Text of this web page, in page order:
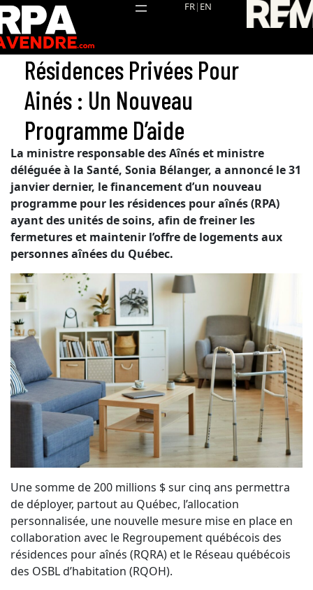
Aller
au
contenu
FR| EN
Résidences Privées Pour
Ainés : Un Nouveau
Programme D’aide
La ministre responsable des Aînés et ministre
déléguée à la Santé, Sonia Bélanger, a annoncé le 31
janvier dernier, le financement d’un nouveau
programme pour les résidences pour aînés (RPA)
ayant des unités de soins, afin de freiner les
fermetures et maintenir l’offre de logements aux
personnes aînées du Québec.
Une somme de 200 millions $ sur cinq ans permettra
de déployer, partout au Québec, l’allocation
personnalisée, une nouvelle mesure mise en place en
collaboration avec le Regroupement québécois des
résidences pour aînés (RQRA) et le Réseau québécois
des OSBL d’habitation (RQOH).